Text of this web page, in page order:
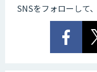
SNSをフォローして